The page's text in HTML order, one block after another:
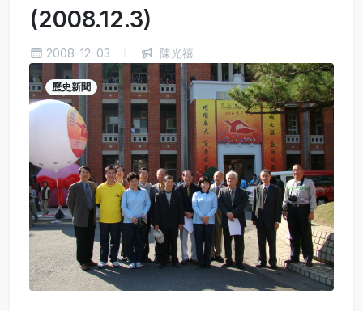
(2008.12.3)
2008-12-03 陳光禧
歷史新聞